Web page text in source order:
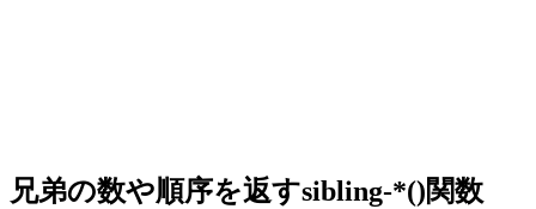
兄弟の数や順序を返すsibling-*()関数